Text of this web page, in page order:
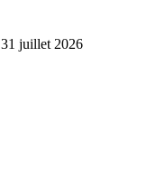
31 juillet 2026